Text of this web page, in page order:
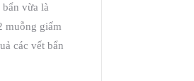
vừa là
muỗng giấm
các vết bẩn